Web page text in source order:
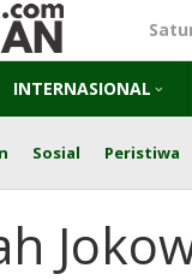
INTERNASIONAL
Sosial Peristiwa